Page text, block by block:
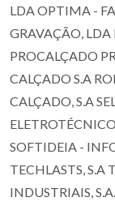
LDA OPTIMA -
GRAVAÇÃO,
PROCALÇADO
CALÇADO S.A
CALÇADO, S.A
SOFTIDEIA -
TECHLASTS, S.A
INDUSTRIAIS,